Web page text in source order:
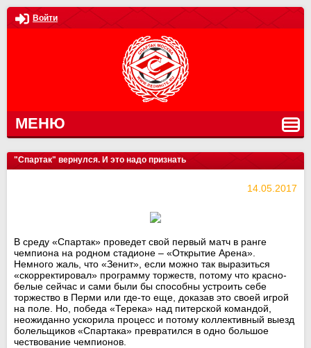
Войти
МЕНЮ
"Спартак" вернулся. И это надо признать
14.05.2017
В среду «Спартак» проведет свой первый матч в ранге
чемпиона на родном стадионе – «Открытие Арена».
Немного жаль, что «Зенит», если можно так выразиться
«скорректировал» программу торжеств, потому что красно-
белые сейчас и сами были бы способны устроить себе
торжество в Перми или где-то еще, доказав это своей игрой
на поле. Но, победа «Терека» над питерской командой,
неожиданно ускорила процесс и потому коллективный выезд
болельщиков «Спартака» превратился в одно большое
чествование чемпионов.